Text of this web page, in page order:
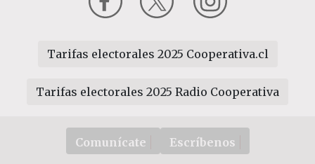
Tarifas electorales 2025 Cooperativa.cl
Tarifas electorales 2025 Radio Cooperativa
Comunícate Escríbenos